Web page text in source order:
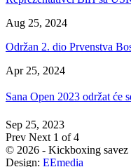
Aug 25, 2024
Održan 2. dio Prvenstva
Apr 25, 2024
Sana Open 2023 održat
Sep 25, 2023
Prev Next 1 of 4
© 2026 - Kickboxing savez
Design: EEmedia